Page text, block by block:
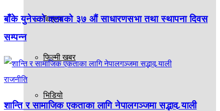
थिएटर
फिल्मी खबर
भिडियो
बाँके युनेस्को क्लबको ३७ औं साधारणसभा तथा स्थापना दिवस
सम्पन्न
राजनीति
शान्ति र सामाजिक एकताका लागि नेपालगञ्जमा सद्भाव र्‍याली